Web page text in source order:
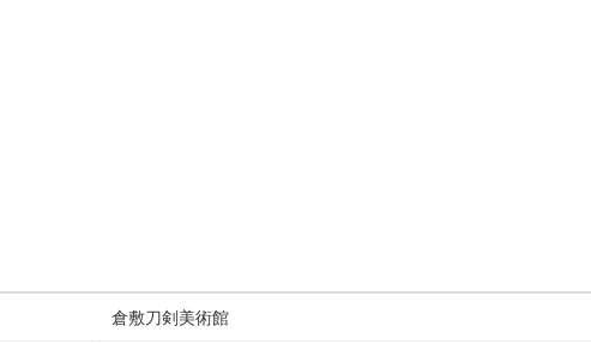
倉敷刀剣美術館